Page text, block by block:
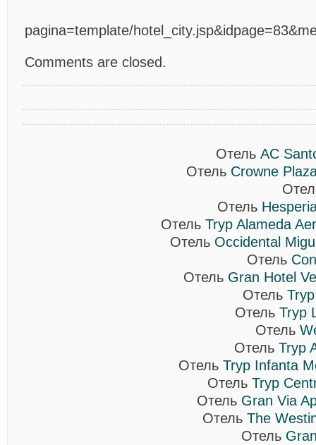
pagina=template/
Comments are closed.
Отель AC
Отель Crowne
Отель
Отель Tryp Alameda
Отель Occidental
Отель
Отель Gran Hotel
Отель
Отель Tryp
Отель
Отель Tryp
Отель Tryp Infanta
Отель Tryp
Отель Gran Via
Отель The
Отель